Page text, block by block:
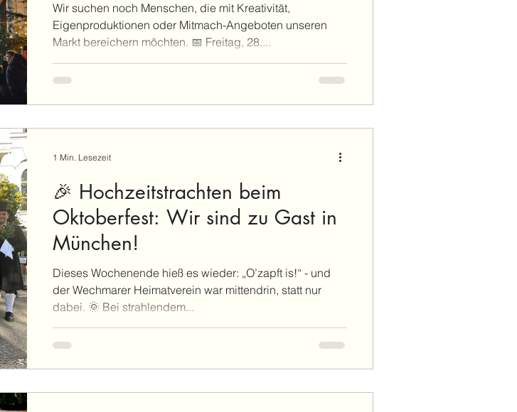
Wir suchen noch Menschen, die mit Kreativität,
Eigenproduktionen oder Mitmach-Angeboten unseren
Markt bereichern möchten. 📅 Freitag, 28....
🎉 Hochzeitstrachten beim
Oktoberfest: Wir sind zu Gast in
München!
Dieses Wochenende hieß es wieder: „O’zapft is!“ - und
der Wechmarer Heimatverein war mittendrin, statt nur
dabei. 🌞 Bei strahlendem...
1 Min. Lesezeit